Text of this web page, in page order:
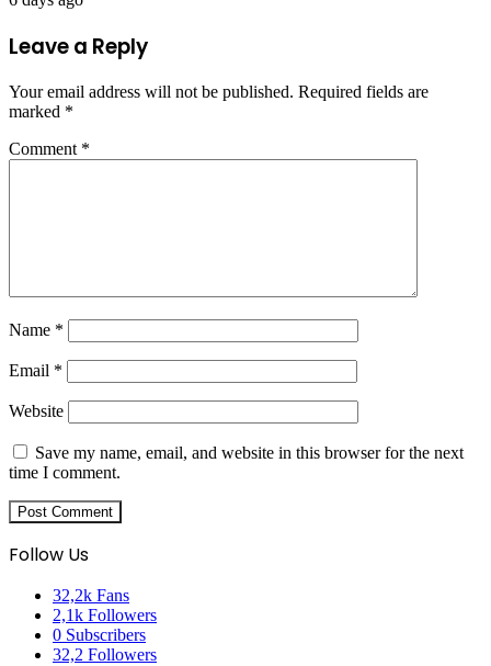
Leave a Reply
Your email address will not be published. Required fields are
marked *
Comment *
Name *
Email *
Website
Save my name, email, and website in this browser for the next
time I comment.
Follow Us
32,2k Fans
2,1k Followers
0 Subscribers
32,2 Followers